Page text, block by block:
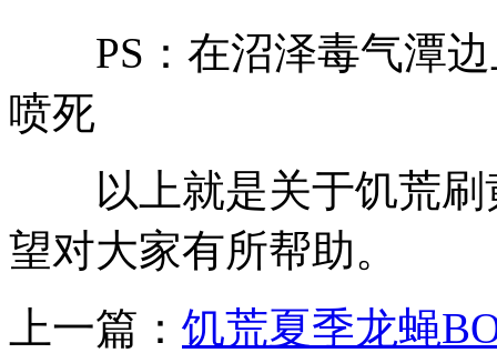
PS：在沼泽毒气潭边
喷死
以上就是关于饥荒刷
望对大家有所帮助。
上一篇： 饥荒夏季龙蝇